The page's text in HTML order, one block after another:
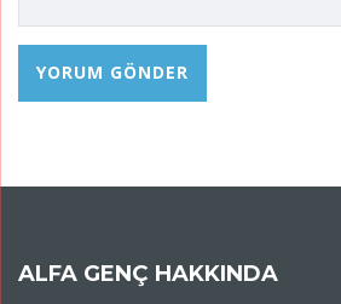
ALFA GENÇ HAKKINDA